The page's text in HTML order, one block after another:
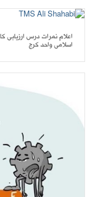
اعلام نمرات درس ارزیابی
اسلامی واحد کرج